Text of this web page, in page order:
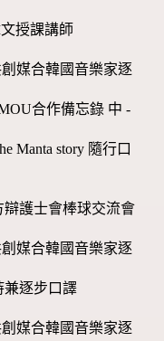
授課講師
媒合韓國音樂家逐
合作備忘錄 中 -
Manta story 隨行口
辯護士會棒球交流會
媒合韓國音樂家逐
兼逐步口譯
媒合韓國音樂家逐